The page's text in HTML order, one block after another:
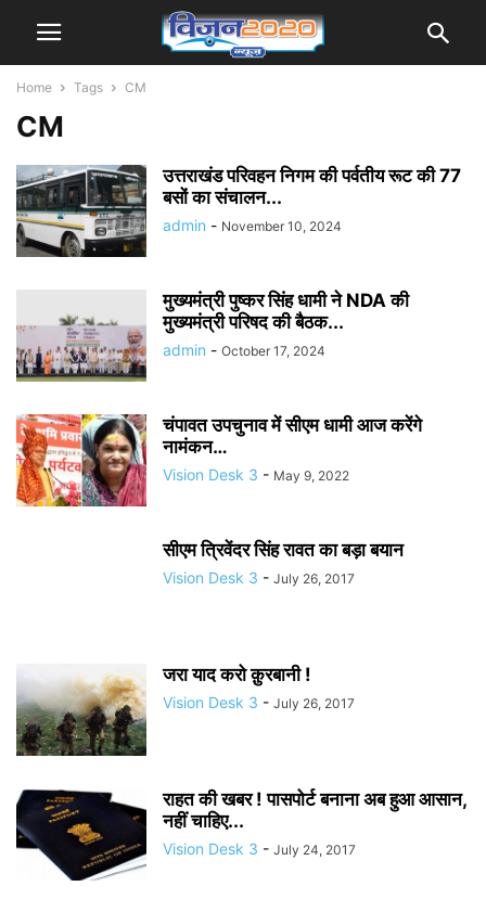
Home Tags CM
CM
उत्तराखंड परिवहन निगम की पर्वतीय रूट की 77
बसों का संचालन...
admin - November 10, 2024
मुख्यमंत्री पुष्कर सिंह धामी ने NDA की
मुख्यमंत्री परिषद की बैठक...
admin - October 17, 2024
चंपावत उपचुनाव में सीएम धामी आज करेंगे
नामंकन…
Vision Desk 3 - May 9, 2022
सीएम त्रिवेंदर सिंह रावत का बड़ा बयान
Vision Desk 3 - July 26, 2017
जरा याद करो क़ुरबानी !
Vision Desk 3 - July 26, 2017
राहत की खबर ! पासपोर्ट बनाना अब हुआ आसान,
नहीं चाहिए...
Vision Desk 3 - July 24, 2017